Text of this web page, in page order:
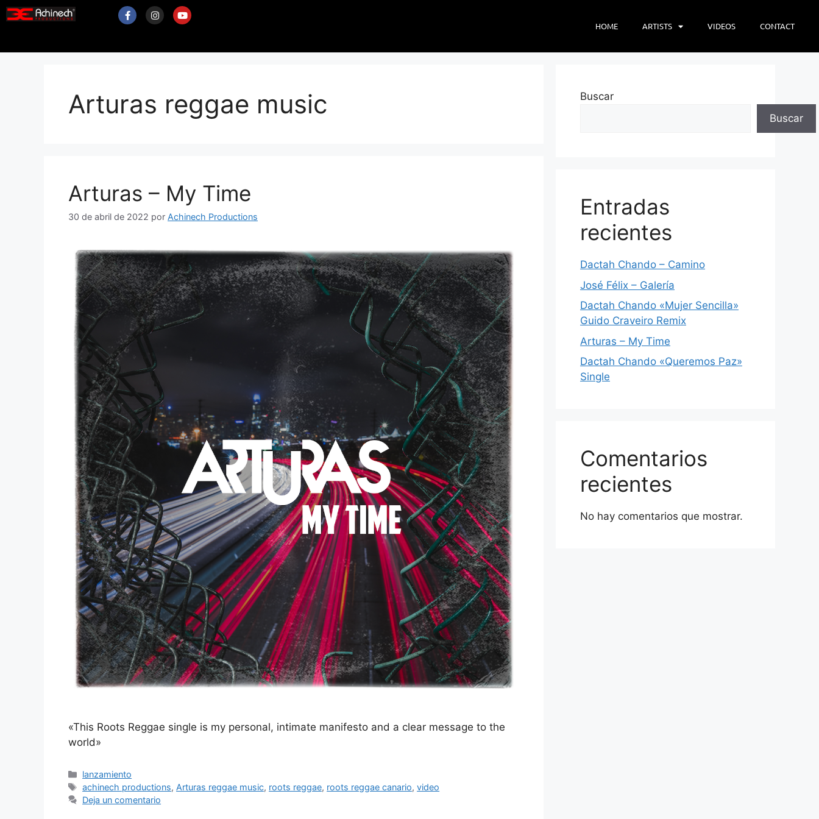
HOME ARTISTS VIDEOS CONTACT
Arturas reggae music
Arturas – My Time
30 de abril de 2022 por Achinech Productions
«This Roots Reggae single is my personal, intimate manifesto and a clear message to the
world»
lanzamiento
achinech productions, Arturas reggae music, roots reggae, roots reggae canario,video
Deja un comentario
Buscar
Buscar
Entradas
recientes
Dactah Chando – Camino
José Félix – Galería
Dactah Chando «Mujer Sencilla»
Guido Craveiro Remix
Arturas – My Time
Dactah Chando «Queremos Paz»
Single
Comentarios
recientes
No hay comentarios que mostrar.